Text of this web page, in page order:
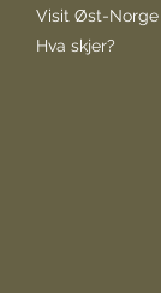
Visit Øst-Norge
Hva skjer?